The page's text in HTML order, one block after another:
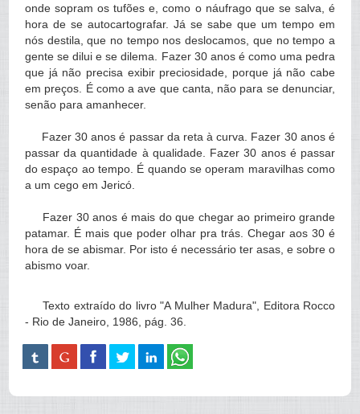
onde sopram os tufões e, como o náufrago que se salva, é
hora de se autocartografar. Já se sabe que um tempo em
nós destila, que no tempo nos deslocamos, que no tempo a
gente se dilui e se dilema. Fazer 30 anos é como uma pedra
que já não precisa exibir preciosidade, porque já não cabe
em preços. É como a ave que canta, não para se denunciar,
senão para amanhecer.
Fazer 30 anos é passar da reta à curva. Fazer 30 anos é
passar da quantidade à qualidade. Fazer 30 anos é passar
do espaço ao tempo. É quando se operam maravilhas como
a um cego em Jericó.
Fazer 30 anos é mais do que chegar ao primeiro grande
patamar. É mais que poder olhar pra trás. Chegar aos 30 é
hora de se abismar. Por isto é necessário ter asas, e sobre o
abismo voar.
Texto extraído do livro "A Mulher Madura", Editora Rocco
- Rio de Janeiro, 1986, pág. 36.